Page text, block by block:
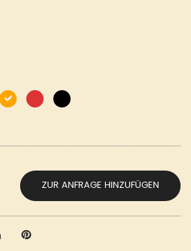
ZUR ANFRAGE HINZUFÜGEN